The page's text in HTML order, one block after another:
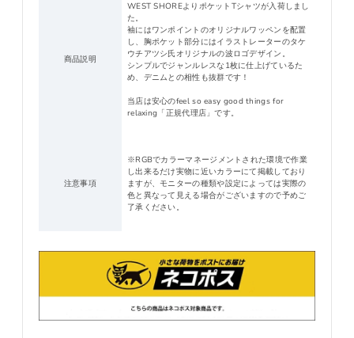
商品説明
WEST SHOREよりポケットTシャツが入荷しまし
た。
袖にはワンポイントのオリジナルワッペンを配置
し、胸ポケット部分にはイラストレーターのタケ
ウチアツシ氏オリジナルの波ロゴデザイン。
シンプルでジャンルレスな1枚に仕上げているた
め、デニムとの相性も抜群です！
当店は安心のfeel so easy good things for
relaxing「正規代理店」です。
注意事項
※RGBでカラーマネージメントされた環境で作業
し出来るだけ実物に近いカラーにて掲載しており
ますが、モニターの種類や設定によっては実際の
色と異なって見える場合がございますので予めご
了承ください。